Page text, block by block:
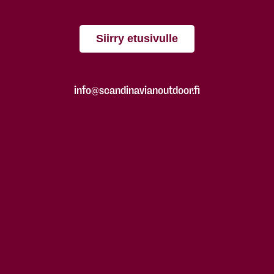
Siirry etusivulle
info@scandinavianoutdoor.fi